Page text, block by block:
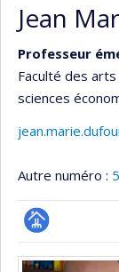
Jean
Professeur
Faculté des
sciences
Autre numéro :
Page
professionnelle
Médias